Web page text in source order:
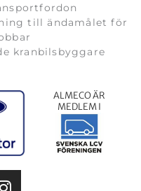
till ändamålet för
kranbilsbyggare
n
ALMECO ÄR
MEDLEM I